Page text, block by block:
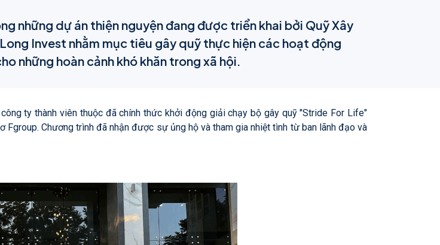
những dự án thiện nguyện đang được triển khai bởi Quỹ Xây
Invest nhằm mục tiêu gây quỹ thực hiện các hoạt động
những hoàn cảnh khó khăn trong xã hội.
ty thành viên thuộc đã chính thức khởi động giải chạy bộ gây quỹ "Stride For Life"
Chương trình đã nhận được sự ủng hộ và tham gia nhiệt tình từ ban lãnh đạo và